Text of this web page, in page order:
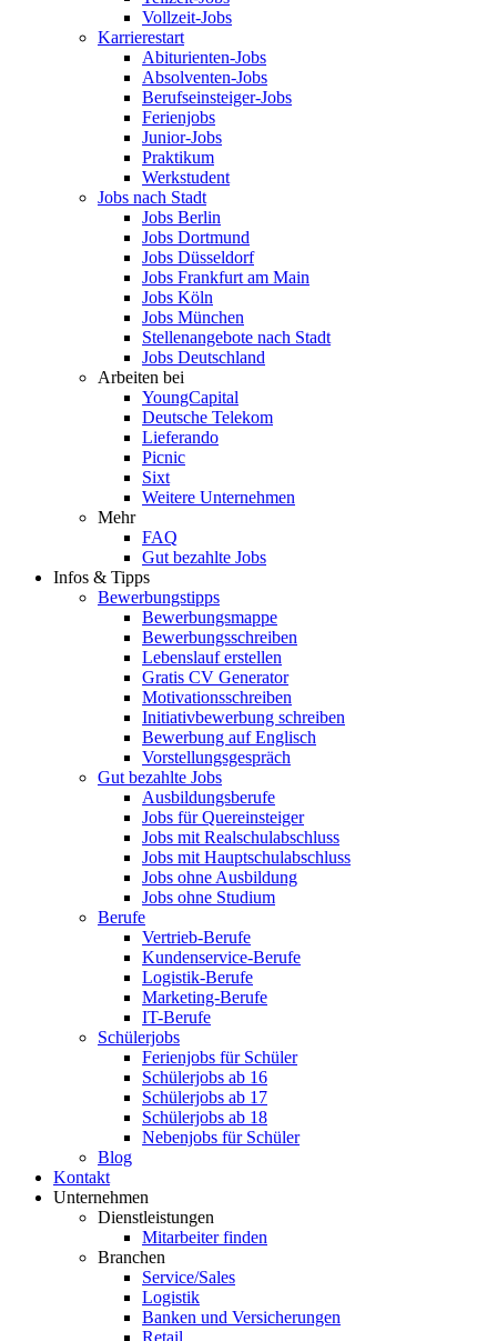
Vollzeit-Jobs
Karrierestart
Abiturienten-Jobs
Absolventen-Jobs
Berufseinsteiger-Jobs
Ferienjobs
Junior-Jobs
Praktikum
Werkstudent
Jobs nach Stadt
Jobs Berlin
Jobs Dortmund
Jobs Düsseldorf
Jobs Frankfurt am Main
Jobs Köln
Jobs München
Stellenangebote nach Stadt
Jobs Deutschland
Arbeiten bei
YoungCapital
Deutsche Telekom
Lieferando
Picnic
Sixt
Weitere Unternehmen
Mehr
FAQ
Gut bezahlte Jobs
Infos & Tipps
Bewerbungstipps
Bewerbungsmappe
Bewerbungsschreiben
Lebenslauf erstellen
Gratis CV Generator
Motivationsschreiben
Initiativbewerbung schreiben
Bewerbung auf Englisch
Vorstellungsgespräch
Gut bezahlte Jobs
Ausbildungsberufe
Jobs für Quereinsteiger
Jobs mit Realschulabschluss
Jobs mit Hauptschulabschluss
Jobs ohne Ausbildung
Jobs ohne Studium
Berufe
Vertrieb-Berufe
Kundenservice-Berufe
Logistik-Berufe
Marketing-Berufe
IT-Berufe
Schülerjobs
Ferienjobs für Schüler
Schülerjobs ab 16
Schülerjobs ab 17
Schülerjobs ab 18
Nebenjobs für Schüler
Blog
Kontakt
Unternehmen
Dienstleistungen
Mitarbeiter finden
Branchen
Service/Sales
Logistik
Banken und Versicherungen
Retail